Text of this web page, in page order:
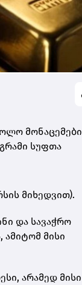
სუფთა
მიხედვით).
და სავაჭრო
ამიტომ მისი
არამედ მისი